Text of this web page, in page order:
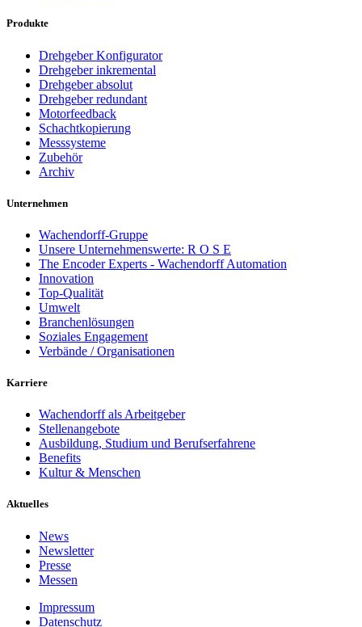
Produkte
Drehgeber Konfigurator
Drehgeber inkremental
Drehgeber absolut
Drehgeber redundant
Motorfeedback
Schachtkopierung
Messsysteme
Zubehör
Archiv
Unternehmen
Wachendorff-Gruppe
Unsere Unternehmenswerte: R O S E
The Encoder Experts - Wachendorff Automation
Innovation
Top-Qualität
Umwelt
Branchenlösungen
Soziales Engagement
Verbände / Organisationen
Karriere
Wachendorff als Arbeitgeber
Stellenangebote
Ausbildung, Studium und Berufserfahrene
Benefits
Kultur & Menschen
Aktuelles
News
Newsletter
Presse
Messen
Impressum
Datenschutz